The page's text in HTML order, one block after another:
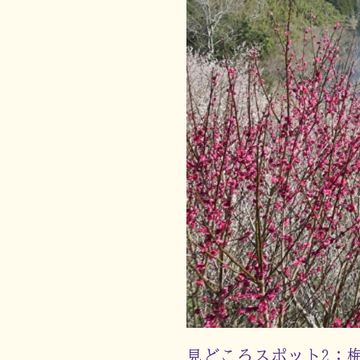
見どころスポット2：